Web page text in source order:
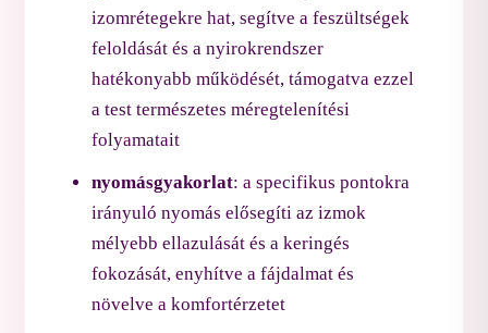
izomrétegekre hat, segítve a feszültségek
feloldását és a nyirokrendszer
hatékonyabb működését, támogatva ezzel
a test természetes méregtelenítési
folyamatait
nyomásgyakorlat: a specifikus pontokra
irányuló nyomás elősegíti az izmok
mélyebb ellazulását és a keringés
fokozását, enyhítve a fájdalmat és
növelve a komfortérzetet